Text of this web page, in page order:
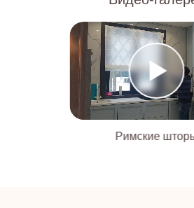
Римские